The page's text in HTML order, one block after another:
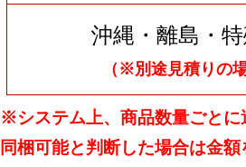
沖縄・離島・
（※別途見積りの場
※システム上、商品数量ごとに
同梱可能と判断した場合は金